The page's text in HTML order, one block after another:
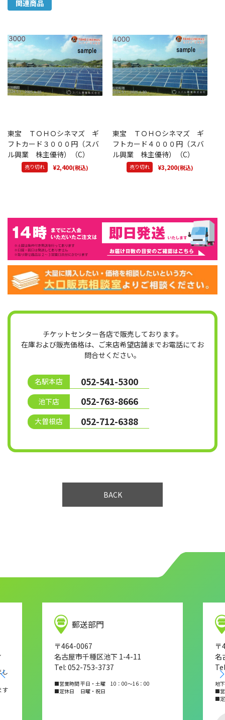
関連商品
東宝 ＴＯＨＯシネマズ ギ
フトカード３０００円（スバ
ル興業 株主優待）（C）
売り切れ ¥2,400(税込)
東宝 ＴＯＨＯシネマズ ギ
フトカード４０００円（スバ
ル興業 株主優待）（C）
売り切れ ¥3,200(税込)
チケットセンター各店で販売しております。
在庫および販売価格は、ご来店希望店舗までお電話にてお
問合せください。
名駅本店 052-541-5300
池下店 052-763-8666
大曽根店 052-712-6388
BACK
し
す
郵送部門
〒464-0067
名古屋市千種区池下 1-4-11
Tel: 052-753-3737
■営業時間 平日・土曜 10：00～16：00
■定休日 日曜・祝日
〒
名
地
■営
■